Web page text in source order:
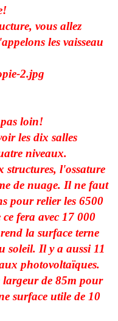
vous allez
les vaisseau
loin!
les dix salles
niveaux.
structures, l'ossature
de nuage. Il ne faut
pour relier les 6500
fera avec 17 000
la surface terne
soleil. Il y a aussi 11
photovoltaïques.
de 85m pour
surface utile de 10